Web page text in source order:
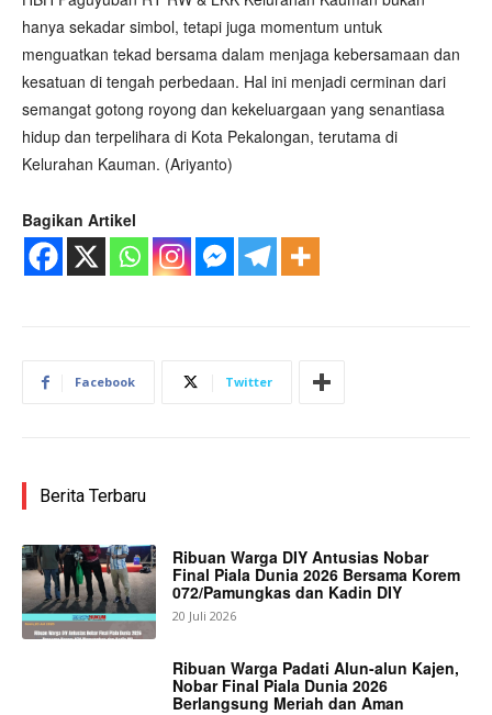
hanya sekadar simbol, tetapi juga momentum untuk
menguatkan tekad bersama dalam menjaga kebersamaan dan
kesatuan di tengah perbedaan. Hal ini menjadi cerminan dari
semangat gotong royong dan kekeluargaan yang senantiasa
hidup dan terpelihara di Kota Pekalongan, terutama di
Kelurahan Kauman. (Ariyanto)
Bagikan Artikel
Facebook Twitter
Berita Terbaru
Ribuan Warga DIY Antusias Nobar
Final Piala Dunia 2026 Bersama Korem
072/Pamungkas dan Kadin DIY
20 Juli 2026
Ribuan Warga Padati Alun-alun Kajen,
Nobar Final Piala Dunia 2026
Berlangsung Meriah dan Aman